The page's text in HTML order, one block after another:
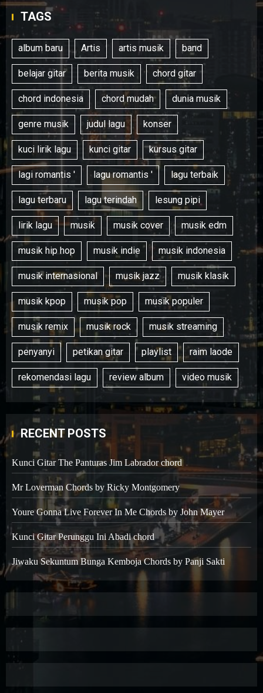
TAGS
album baru Artis artis musik band
belajar gitar berita musik chord gitar
chord indonesia chord mudah dunia musik
genre musik judul lagu konser
kuci lirik lagu kunci gitar kursus gitar
lagi romantis ' lagu romantis ' lagu terbaik
lagu terbaru lagu terindah lesung pipi
lirik lagu musik musik cover musik edm
musik hip hop musik indie musik indonesia
musik internasional musik jazz musik klasik
musik kpop musik pop musik populer
musik remix musik rock musik streaming
penyanyi petikan gitar playlist raim laode
rekomendasi lagu review album video musik
RECENT POSTS
Kunci Gitar The Panturas Jim Labrador chord
Mr Loverman Chords by Ricky Montgomery
Youre Gonna Live Forever In Me Chords by John Mayer
Kunci Gitar Perunggu Ini Abadi chord
Jiwaku Sekuntum Bunga Kemboja Chords by Panji Sakti